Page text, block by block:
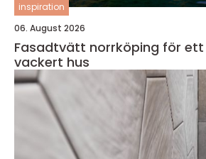
inspiration
06. August 2026
Fasadtvätt norrköping för
vackert hus